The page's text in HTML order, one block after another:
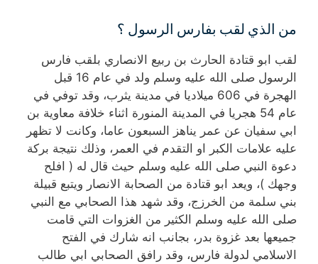
من الذي لقب بفارس الرسول ؟
لقب ابو قتادة الحارث بن ربيع الانصاري بلقب فارس
الرسول صلى الله عليه وسلم ولد في عام 16 قبل
الهجرة في 606 ميلاديا في مدينة يثرب، وقد توفي في
عام 54 هجريا في المدينة المنورة اثناء خلافة معاوية بن
ابي سفيان عن عمر يناهز السبعون عاما، وكانت لا تظهر
عليه علامات الكبر او التقدم في العمر، وذلك نتيجة بركة
دعوة النبي صلى الله عليه وسلم حيث قال له ( افلح
وجهك )، ويعد ابو قتادة من الصحابة الانصار ويتبع قبيلة
بني سلمة من الخرزج، وقد شهد هذا الصحابي مع النبي
صلى الله عليه وسلم الكثير من الغزوات التي قامت
جميعها بعد غزوة بدر، بجانب انه شارك في الفتح
الاسلامي لدولة فارس، وقد رافق الصحابي ابي طالب